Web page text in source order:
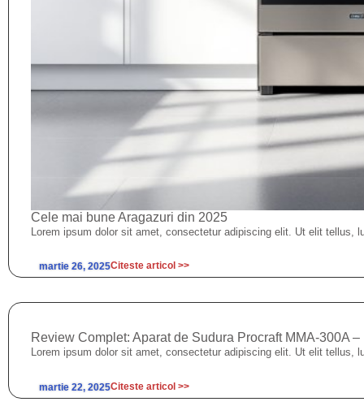
Cele mai bune Aragazuri din 2025
Lorem ipsum dolor sit amet, consectetur adipiscing elit. Ut elit tellus,
martie 26, 2025Citeste articol >>
Review Complet: Aparat de Sudura Procraft MMA-300A
Lorem ipsum dolor sit amet, consectetur adipiscing elit. Ut elit tellus,
martie 22, 2025Citeste articol >>